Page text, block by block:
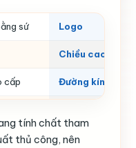
sứ Logo
Chiều cao
cấp Đường kính
Đặc tính
tính chất tham
thủ công, nên